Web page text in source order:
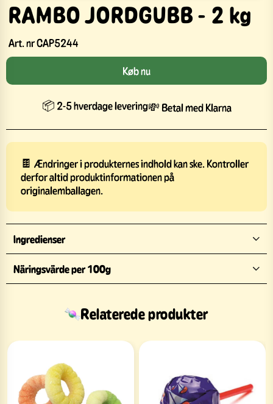
RAMBO JORDGUBB - 2 kg
Art. nrCAP5244
Køb nu
📦 2-5 hverdage levering💸 Betal med Klarna
🍫 Ændringer i produkternes indhold kan ske. Kontroller
derfor altid produktinformationen på
originalemballagen.
Ingredienser
Näringsvärde per 100g
Relaterede produkter